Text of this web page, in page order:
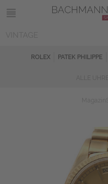
ROLEX PATEK PHILIPPE